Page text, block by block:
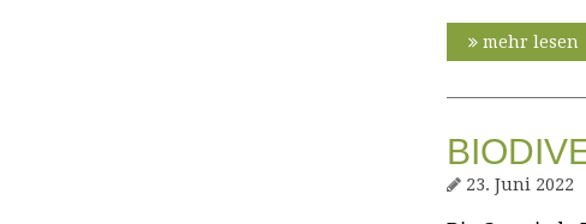
mehr lesen
23. Juni 2022